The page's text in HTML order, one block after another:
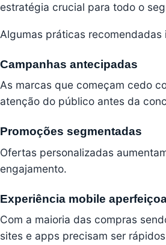
estratégia crucial para todo o
Algumas práticas recomendadas
Campanhas antecipadas
As marcas que começam cedo
atenção do público antes da
Promoções segmentadas
Ofertas personalizadas
engajamento.
Experiência mobile
Com a maioria das compras
sites e apps precisam ser